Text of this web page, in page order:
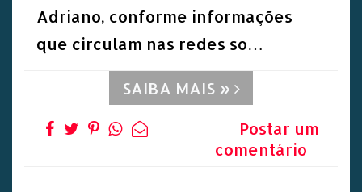
Adriano, conforme informações
que circulam nas redes so…
SAIBA MAIS »
Postar um
comentário